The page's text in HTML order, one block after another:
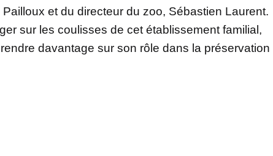
et du directeur du zoo, Sébastien Laurent.
sur les coulisses de cet établissement familial,
davantage sur son rôle dans la préservation